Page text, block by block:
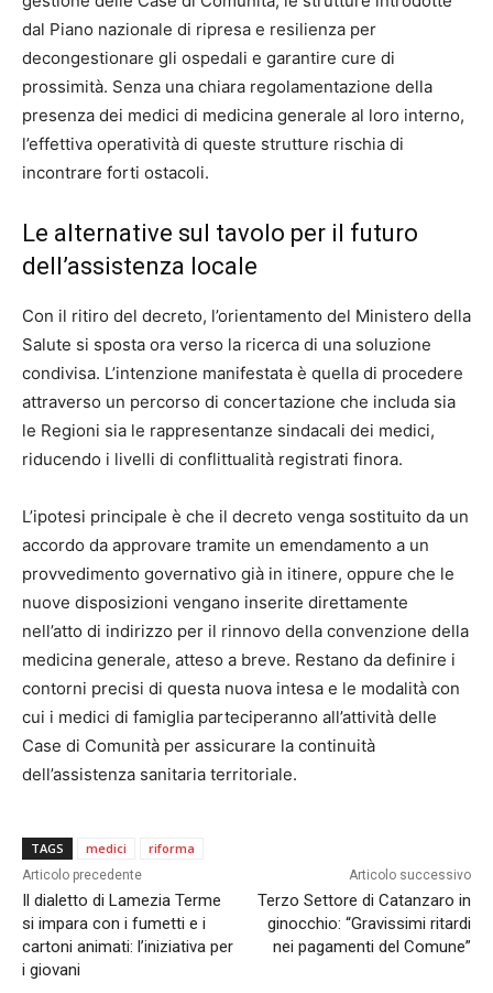
dal Piano nazionale di ripresa e resilienza per
decongestionare gli ospedali e garantire cure di
prossimità. Senza una chiara regolamentazione della
presenza dei medici di medicina generale al loro interno,
l’effettiva operatività di queste strutture rischia di
incontrare forti ostacoli.
Le alternative sul tavolo per il futuro
dell’assistenza locale
Con il ritiro del decreto, l’orientamento del Ministero della
Salute si sposta ora verso la ricerca di una soluzione
condivisa. L’intenzione manifestata è quella di procedere
attraverso un percorso di concertazione che includa sia
le Regioni sia le rappresentanze sindacali dei medici,
riducendo i livelli di conflittualità registrati finora.
L’ipotesi principale è che il decreto venga sostituito da un
accordo da approvare tramite un emendamento a un
provvedimento governativo già in itinere, oppure che le
nuove disposizioni vengano inserite direttamente
nell’atto di indirizzo per il rinnovo della convenzione della
medicina generale, atteso a breve. Restano da definire i
contorni precisi di questa nuova intesa e le modalità con
cui i medici di famiglia parteciperanno all’attività delle
Case di Comunità per assicurare la continuità
dell’assistenza sanitaria territoriale.
TAGS medici riforma
Articolo precedente
Il dialetto di Lamezia Terme
si impara con i fumetti e i
cartoni animati: l’iniziativa per
i giovani
Articolo successivo
Terzo Settore di Catanzaro in
ginocchio: “Gravissimi ritardi
nei pagamenti del Comune”